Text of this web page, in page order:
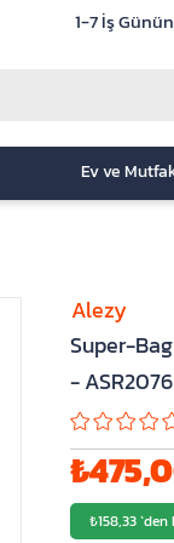
1-7 İş
Ev ve
Super-
-
₺158,33`den
Alezy